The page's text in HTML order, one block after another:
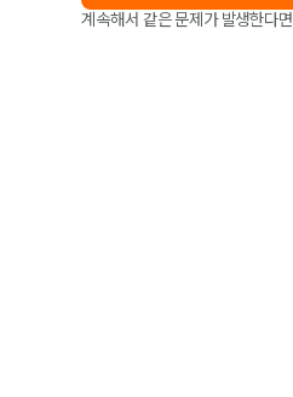
계속해서 같은 문제가 발생한다면